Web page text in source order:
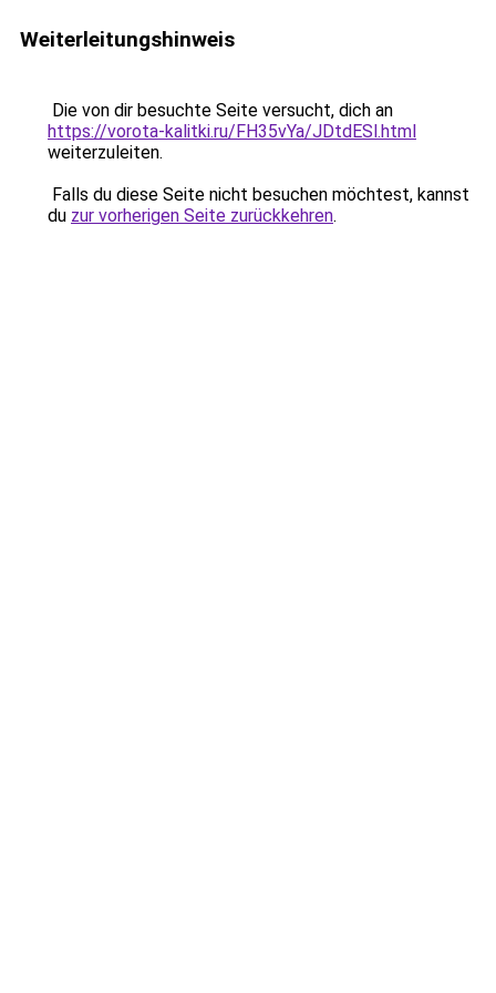
Weiterleitungshinweis
Die von dir besuchte Seite versucht, dich an
https://vorota-kalitki.ru/FH35vYa/JDtdESl.html
weiterzuleiten.
Falls du diese Seite nicht besuchen möchtest, kannst
du zur vorherigen Seite zurückkehren.